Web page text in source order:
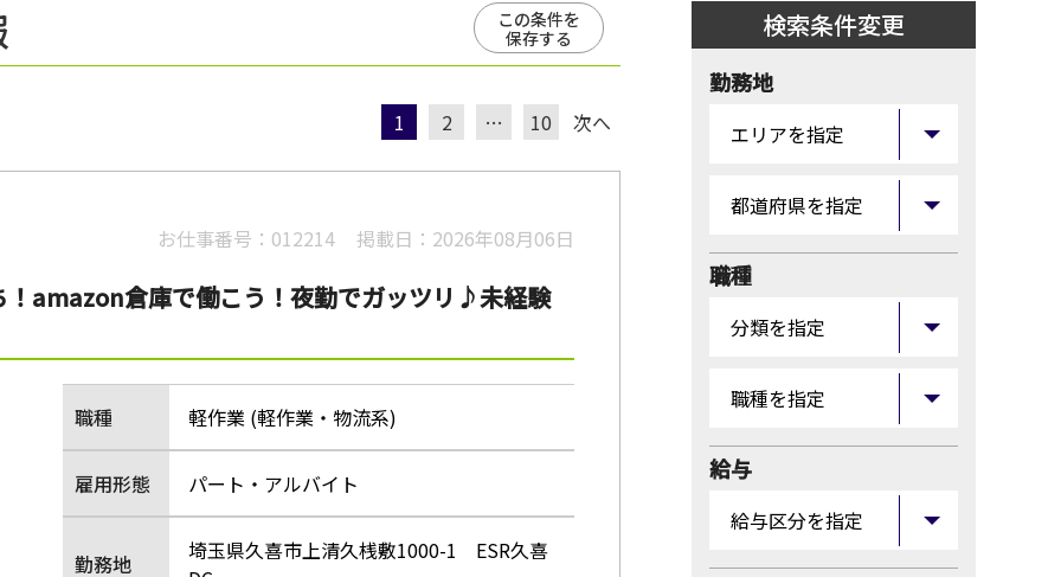
この条件を
保存する
1 2 … 10 次へ
お仕事番号： 012214 掲載日： 2026年08月06日
！amazon倉庫で働こう！夜勤でガッツリ♪未経験
職種 軽作業 (軽作業・物流系)
雇用形態 パート・アルバイト
勤務地
埼玉県久喜市上清久桟敷1000-1 ESR久喜
検索条件変更
勤務地
職種
給与